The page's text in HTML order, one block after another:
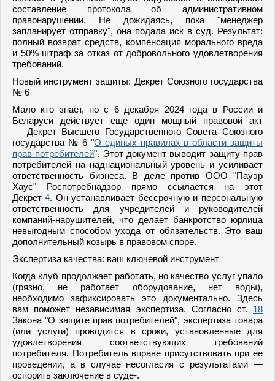
составление протокола об административном
правонарушении. Не дожидаясь, пока "менеджер
запланирует отправку", она подала иск в суд. Результат:
полный возврат средств, компенсация морального вреда
и 50% штраф за отказ от добровольного удовлетворения
требований.
Новый инструмент защиты: Декрет Союзного государства
№ 6
Мало кто знает, но с 6 декабря 2024 года в России и
Беларуси действует еще один мощный правовой акт
— Декрет Высшего Государственного Совета Союзного
государства № 6 "О единых правилах в области защиты
прав потребителей". Этот документ выводит защиту прав
потребителей на наднациональный уровень и усиливает
ответственность бизнеса. В деле против ООО "Пауэр
Хаус" Роспотребнадзор прямо ссылается на этот
Декрет-4. Он устанавливает бессрочную и персональную
ответственность для учредителей и руководителей
компаний-нарушителей, что делает банкротство юрлица
невыгодным способом ухода от обязательств. Это ваш
дополнительный козырь в правовом споре.
Экспертиза качества: ваш ключевой инструмент
Когда клуб продолжает работать, но качество услуг упало
(грязно, не работает оборудование, нет воды),
необходимо зафиксировать это документально. Здесь
вам поможет независимая экспертиза. Согласно ст. 18
Закона "О защите прав потребителей", экспертиза товара
(или услуги) проводится в сроки, установленные для
удовлетворения соответствующих требований
потребителя. Потребитель вправе присутствовать при ее
проведении, а в случае несогласия с результатами —
оспорить заключение в суде-.